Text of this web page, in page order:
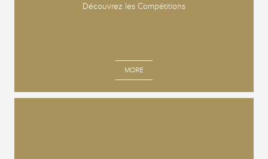
Découvrez les Compétitions
MORE